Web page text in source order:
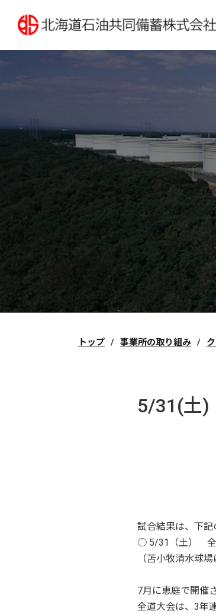
トップ 事業所の取り組み
5/31(土)
試合結果は、下記
○ 5/31（土）
（苫小牧清水球場
7月に恵庭で開催
全道大会は、3年